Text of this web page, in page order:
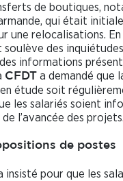
de boutiques,
qui était
une relocalisations.
soulève des
informations
CFDT
a demandé que
étude soit
les salariés soient
l’avancée des projets.
de postes
insisté pour que les